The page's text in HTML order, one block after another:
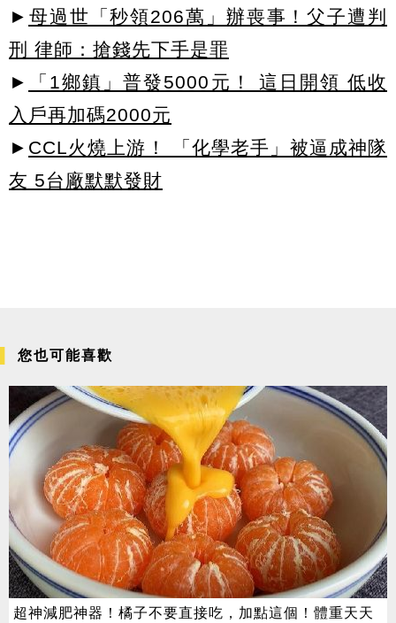
► 母過世「秒領206萬」辦喪事！父子遭判
刑 律師：搶錢先下手是罪
►
「1鄉鎮」普發5000元！ 這日開領 低收
入戶再加碼2000元
► CCL火燒上游！ 「化學老手」被逼成神隊
友 5台廠默默發財
您也可能喜歡
超神減肥神器！橘子不要直接吃，加點這個！體重天天